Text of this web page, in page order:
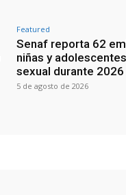
Featured
Senaf reporta 62
niñas y
sexual durante 2026
5 de agosto de 2026